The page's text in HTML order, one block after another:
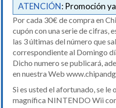
ATENCIÓN: Promoción
Por cada 30€ de compra en
cupón con una serie de cifras,
las 3 últimas del número que
correspondiente al Domingo
Dicho numero se publicará,
en nuestra Web
Si es usted el afortunado, se le
magnífica NINTENDO Wii